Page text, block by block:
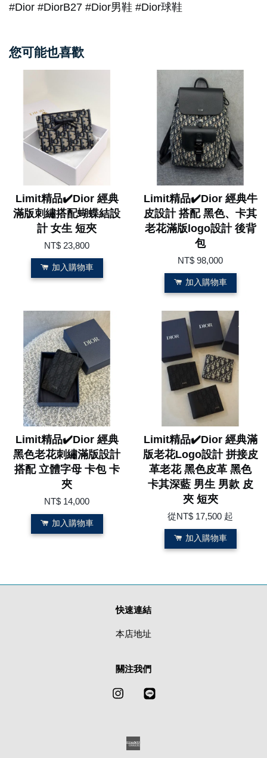
#Dior #DiorB27 #Dior男鞋 #Dior球鞋
您可能也喜歡
Limit精品✔️Dior 經典
滿版刺繡搭配蝴蝶結設
計 女生 短夾
NT$ 23,800
加入購物車
Limit精品✔️Dior 經典牛
皮設計 搭配 黑色、卡其
老花滿版logo設計 後背
包
NT$ 98,000
加入購物車
Limit精品✔️Dior 經典
黑色老花刺繡滿版設計
搭配 立體字母 卡包 卡
夾
NT$ 14,000
加入購物車
Limit精品✔️Dior 經典滿
版老花Logo設計 拼接皮
革老花 黑色皮革 黑色
卡其深藍 男生 男款 皮
夾 短夾
從NT$ 17,500 起
加入購物車
快速連結
本店地址
關注我們
Instagram